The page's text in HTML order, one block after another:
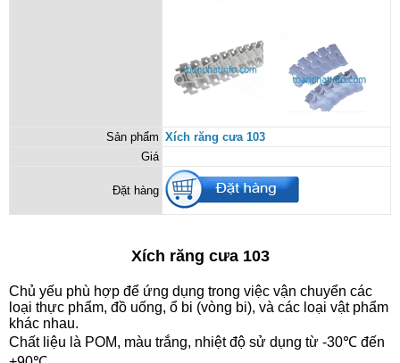
Sản phẩm Xích răng cưa 103
Giá
Đặt hàng
Xích răng cưa 103
Chủ yếu phù hợp để ứng dụng trong việc vận chuyển các
loại thực phẩm, đồ uống, ổ bi (vòng bi), và các loại vật phẩm
khác nhau.
Chất liệu là POM, màu trắng, nhiệt độ sử dụng từ -30℃ đến